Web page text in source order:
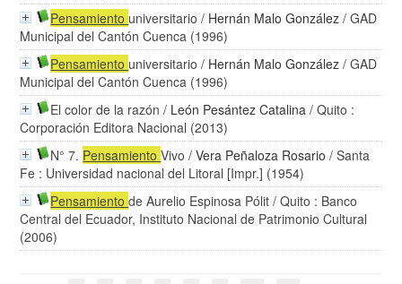
Pensamiento universitario / Hernán Malo González / GAD
Municipal del Cantón Cuenca (1996)
Pensamiento universitario / Hernán Malo González / GAD
Municipal del Cantón Cuenca (1996)
El color de la razón / León Pesántez Catalina / Quito :
Corporación Editora Nacional (2013)
N° 7. PensamientoVivo /Vera Peñaloza Rosario / Santa
Fe : Universidad nacional del Litoral [Impr.] (1954)
Pensamientode Aurelio Espinosa Pólit / Quito : Banco
Central del Ecuador, Instituto Nacional de Patrimonio Cultural
(2006)